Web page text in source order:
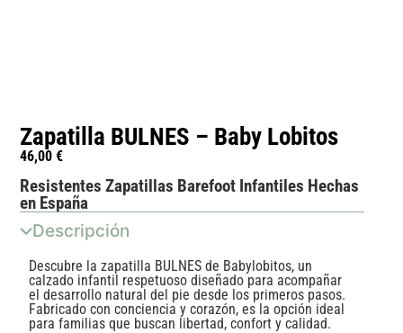
Zapatilla BULNES – Baby Lobitos
46,00€
Resistentes Zapatillas Barefoot Infantiles Hechas
en España
Descripción
Descubre la zapatilla BULNES de Babylobitos, un
calzado infantil respetuoso diseñado para acompañar
el desarrollo natural del pie desde los primeros pasos.
Fabricado con conciencia y corazón, es la opción ideal
para familias que buscan libertad, confort y calidad.